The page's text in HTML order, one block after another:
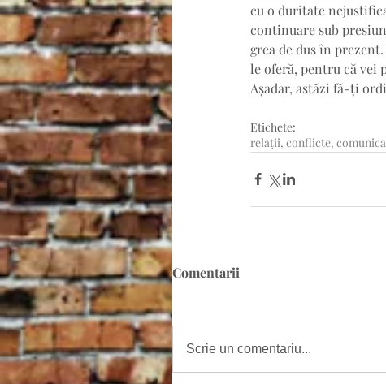
cu o duritate
continuare sub
grea de dus în
le oferă, pentru că
Așadar, astăzi fă-ți
Etichete:
relații, conflicte,
Comentarii
Scrie un comentariu...